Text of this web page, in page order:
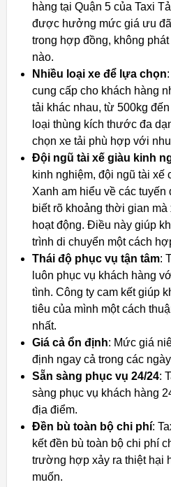
hàng tại Quận 5 của Taxi
được hưởng mức giá ưu
trong hợp đồng, không
nào.
Nhiều loại xe để lựa chọn
cung cấp cho khách hàng
tải khác nhau, từ 500kg
loại thùng kích thước đa
chọn xe tải phù hợp với
Đội ngũ tài xế giàu kinh
kinh nghiệm, đội ngũ tài xế
Xanh am hiểu về các
biết rõ khoảng thời gian
hoạt động. Điều này giúp
trình di chuyển một cách
Thái độ phục vụ tận tâm:
luôn phục vụ khách hàng
tình. Công ty cam kết giúp
tiêu của mình một cách
nhất.
Giá cả ổn định: Mức giá
định ngay cả trong các
Sẵn sàng phục vụ 24/24:
sàng phục vụ khách hàng
địa điểm.
Đền bù toàn bộ chi phí:
kết đền bù toàn bộ chi phí
trường hợp xảy ra thiệt hại
muốn.